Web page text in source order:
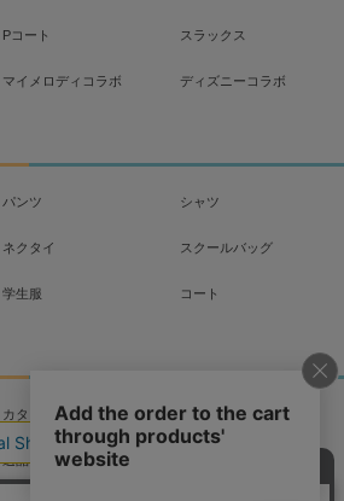
Pコート スラックス
マイメロディコラボ ディズニーコラボ
パンツ シャツ
ネクタイ スクールバッグ
学生服 コート
カタログ 配送について
返品・交換